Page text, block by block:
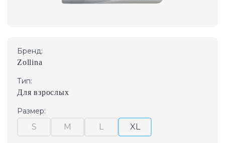
Бренд:
Zollina
Тип:
Для взрослых
Размер:
S M L XL